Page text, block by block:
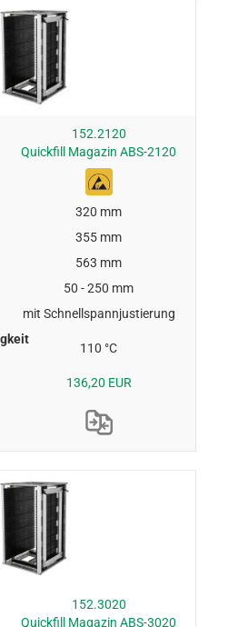
152.2120
Quickfill Magazin ABS-2120
320 mm
355 mm
563 mm
50 - 250 mm
mit Schnellspannjustierung
110 °C
136,20 EUR
152.3020
Quickfill Magazin ABS-3020